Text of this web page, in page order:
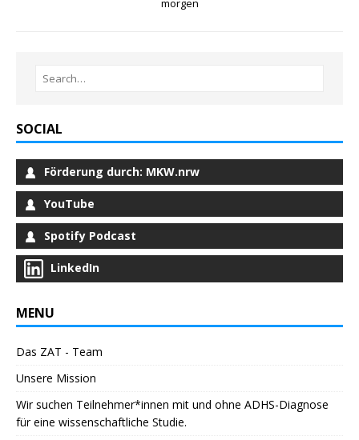
morgen
SOCIAL
Förderung durch: MKW.nrw
YouTube
Spotify Podcast
LinkedIn
MENU
Das ZAT - Team
Unsere Mission
Wir suchen Teilnehmer*innen mit und ohne ADHS-Diagnose
für eine wissenschaftliche Studie.